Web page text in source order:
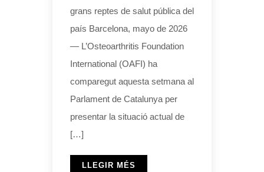
grans reptes de salut pública del
país Barcelona, mayo de 2026
— L’Osteoarthritis Foundation
International (OAFI) ha
comparegut aquesta setmana al
Parlament de Catalunya per
presentar la situació actual de
[…]
LLEGIR MÉS